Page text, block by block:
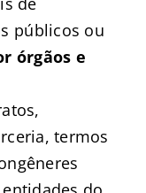
públicos ou
órgãos e
termos